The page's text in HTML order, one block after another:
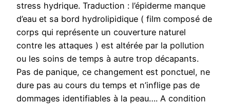
stress hydrique. Traduction : l’épiderme manque
d’eau et sa bord hydrolipidique ( film composé de
corps qui représente un couverture naturel
contre les attaques ) est altérée par la pollution
ou les soins de temps à autre trop décapants.
Pas de panique, ce changement est ponctuel, ne
dure pas au cours du temps et n’inflige pas de
dommages identifiables à la peau…. A condition